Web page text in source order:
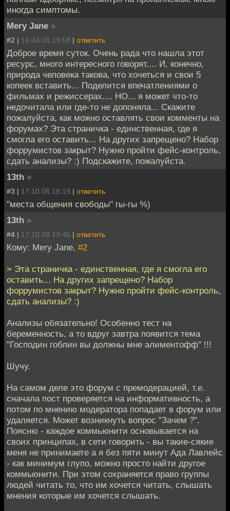
иногда симптомы.
Mery Jane »
#2 | 14.04.08 19:58 | ответить
Доброе время суток. Очень рада что нашла этот
ресурс, много интересного говорят.... И, конечно,
природа человека такова, что хочеться и свои 5
копеек вставить... Поделится впечатлениями о
фильмах и режиссерах.... НО... я может что-то
недочитала или где-то не допоняла... Скажите
пожалуйста, как можно оставлять свои комменты на
форумах? Эта страничка - единственная, где я
смогла его оставить... На других запрещено? Набор
форрумистов закрыт? Нужно пройти фейс-контроль,
сдать анализы? :) Подскажите, пожалуйста.
13th »
#3 | 17.10.08 18:19 | ответить
"места общения свободы" гы-гы %)
13th »
#4 | 17.10.08 19:46 | ответить
Кому: Mery Jane, #2
> Эта страничка - единственная, где я смогла его
оставить... На других запрещено? Набор
форрумистов закрыт? Нужно пройти фейс-контроль,
сдать анализы? :)
Анализы обязательно! Особенно тест на
беременность, а то вдруг завтра появится тема
"Господин гоблин вы должны мне алиментофф" !!!
Шучу.
На самом деле это форум с премодерацией, т.е.
сначала пост проверяется на информативность, а
потом по мнению модератора попадает в форум или
удаляется. Может возникнуть вопрос "Зачем ?".
Поясню - каждое коммьюнити основывается на
своих принципах, в сети говорить - вы такие-сякие
меня не принимаете а я без пяти минут Ада Лавлейс
- как минимум глупо, можно просто найти другое
коммьюнити. При этом сохраняется право группы
людей читать то, что им хочется читать, слышать
мнения которые им хочется слышать.